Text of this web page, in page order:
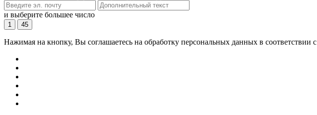
и выберите большее число
1 45
Нажимая на кнопку, Вы соглашаетесь на обработку персональных данных в соответствии с